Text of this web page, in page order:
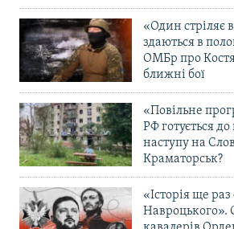
«Один стріляє
здаються в
ОМБр про
ближні бої
«Повільне
РФ готується
наступу на
Краматорськ?
«Історія ще раз